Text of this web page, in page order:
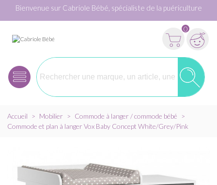
Bienvenue sur Cabriole Bébé, spécialiste de la puériculture
0
Accueil > Mobilier > Commode à langer / commode bébé
>
Commode et plan à langer Vox Baby Concept White/Grey/Pink